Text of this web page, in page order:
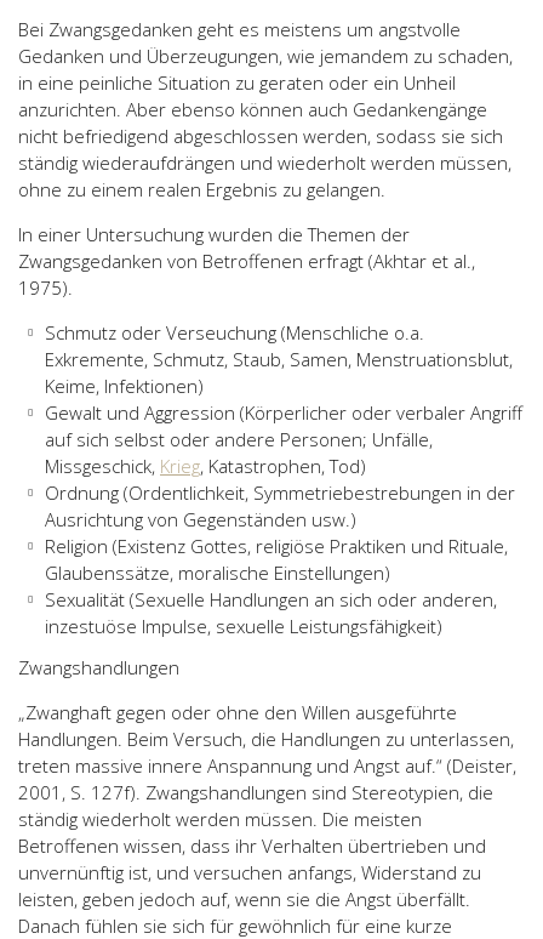
Bei Zwangsgedanken geht es meistens um angstvolle
Gedanken und Überzeugungen, wie jemandem zu schaden,
in eine peinliche Situation zu geraten oder ein Unheil
anzurichten. Aber ebenso können auch Gedankengänge
nicht befriedigend abgeschlossen werden, sodass sie sich
ständig wiederaufdrängen und wiederholt werden müssen,
ohne zu einem realen Ergebnis zu gelangen.
In einer Untersuchung wurden die Themen der
Zwangsgedanken von Betroffenen erfragt (Akhtar et al.,
1975).
Schmutz oder Verseuchung (Menschliche o.a.
Exkremente, Schmutz, Staub, Samen, Menstruationsblut,
Keime, Infektionen)
Gewalt und Aggression (Körperlicher oder verbaler Angriff
auf sich selbst oder andere Personen; Unfälle,
Missgeschick, Krieg, Katastrophen, Tod)
Ordnung (Ordentlichkeit, Symmetriebestrebungen in der
Ausrichtung von Gegenständen usw.)
Religion (Existenz Gottes, religiöse Praktiken und Rituale,
Glaubenssätze, moralische Einstellungen)
Sexualität (Sexuelle Handlungen an sich oder anderen,
inzestuöse Impulse, sexuelle Leistungsfähigkeit)
Zwangshandlungen
„Zwanghaft gegen oder ohne den Willen ausgeführte
Handlungen. Beim Versuch, die Handlungen zu unterlassen,
treten massive innere Anspannung und Angst auf.“ (Deister,
2001, S. 127f). Zwangshandlungen sind Stereotypien, die
ständig wiederholt werden müssen. Die meisten
Betroffenen wissen, dass ihr Verhalten übertrieben und
unvernünftig ist, und versuchen anfangs, Widerstand zu
leisten, geben jedoch auf, wenn sie die Angst überfällt.
Danach fühlen sie sich für gewöhnlich für eine kurze